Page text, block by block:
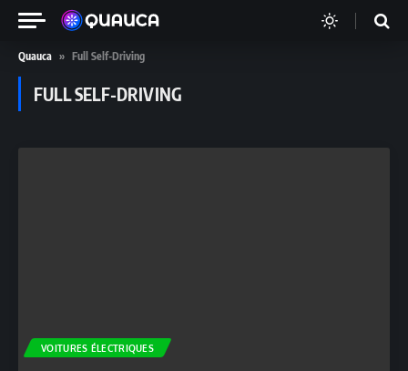
Quauca » Full Self-Driving
FULL SELF-DRIVING
VOITURES ÉLECTRIQUES